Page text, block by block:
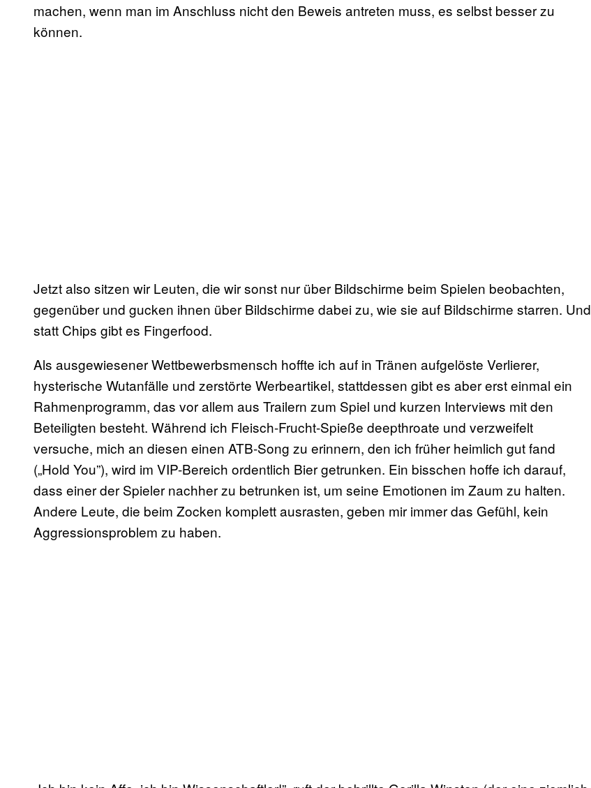
machen, wenn man im Anschluss nicht den Beweis antreten muss, es selbst besser zu
können.
Jetzt also sitzen wir Leuten, die wir sonst nur über Bildschirme beim Spielen beobachten,
gegenüber und gucken ihnen über Bildschirme dabei zu, wie sie auf Bildschirme starren. Und
statt Chips gibt es Fingerfood.
Als ausgewiesener Wettbewerbsmensch hoffte ich auf in Tränen aufgelöste Verlierer,
hysterische Wutanfälle und zerstörte Werbeartikel, stattdessen gibt es aber erst einmal ein
Rahmenprogramm, das vor allem aus Trailern zum Spiel und kurzen Interviews mit den
Beteiligten besteht. Während ich Fleisch-Frucht-Spieße deepthroate und verzweifelt
versuche, mich an diesen einen ATB-Song zu erinnern, den ich früher heimlich gut fand
(„Hold You”), wird im VIP-Bereich ordentlich Bier getrunken. Ein bisschen hoffe ich darauf,
dass einer der Spieler nachher zu betrunken ist, um seine Emotionen im Zaum zu halten.
Andere Leute, die beim Zocken komplett ausrasten, geben mir immer das Gefühl, kein
Aggressionsproblem zu haben.